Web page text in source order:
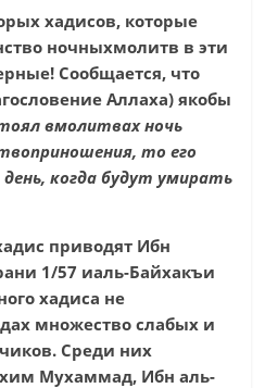
хадисов, которые
ночныхмолитв в эти
Сообщается, что
Аллаха) якобы
вмолитвах ночь
то его
когда будут умирать
приводят Ибн
1/57 иаль-Байхакъи
хадиса не
множество слабых и
Среди них
Мухаммад, Ибн аль-